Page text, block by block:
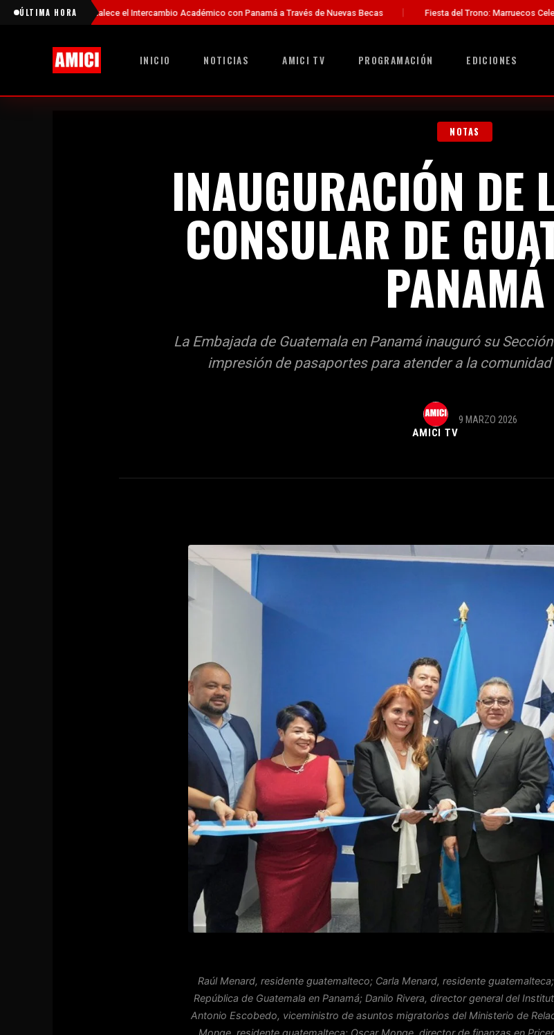
ÚLTIMA HORA
el Intercambio Académico con Panamá a Través de Nuevas Becas Fiesta del Trono: Marruecos Celebra 27 Años de
INICIO NOTICIAS AMICI TV PROGRAMACIÓN EDICIONES
NOTAS
INAUGURACIÓN DE
CONSULAR DE
PANAMÁ
La Embajada de Guatemala en Panamá inauguró su
impresión de pasaportes para atender a la
AMICI TV
9 MARZO 2026
Raúl Menard, residente guatemalteco; Carla Menard, residente
República de Guatemala en Panamá; Danilo Rivera, director general del
Antonio Escobedo, viceministro de asuntos migratorios del Ministerio de
Monge, residente guatemalteca; Oscar Monge, director de finanzas en